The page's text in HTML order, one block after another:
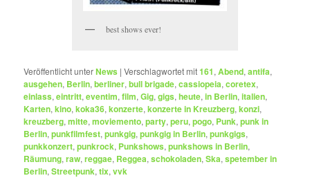
best shows ever!
Veröffentlicht unterNews |Verschlagwortet mit161,Abend,antifa,
ausgehen, Berlin,berliner,bull brigade,cassiopeia,coretex,
einlass,eintritt,eventim,film,Gig,gigs,heute,in Berlin,italien,
Karten,kino,koka36,konzerte,konzerte in Kreuzberg,konzi,
kreuzberg,mitte,moviemento,party,peru,pogo, Punk,punk in
Berlin,punkfilmfest,punkgig,punkgig in Berlin,punkgigs,
punkkonzert,punkrock, Punkshows,punkshows in Berlin,
Räumung,raw,reggae, Reggea,schokoladen,Ska,spetember in
Berlin,Streetpunk,tix,vvk